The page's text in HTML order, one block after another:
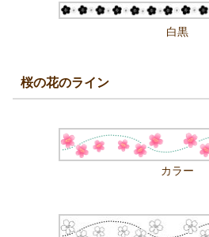
白黒
桜の花のライン
カラー